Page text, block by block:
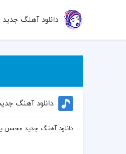
دانلود آهنگ جدید
دانلود آهنگ
دانلود آهنگ جدید محسن